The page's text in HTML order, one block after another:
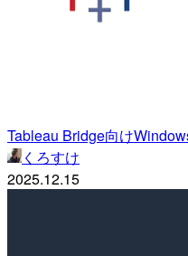
Tableau Bridge向け
くろすけ
2025.12.15